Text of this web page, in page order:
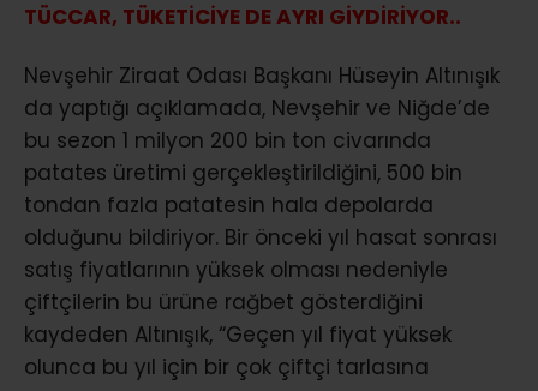
TÜCCAR, TÜKETİCİYE DE AYRI GİYDİRİYOR..
Nevşehir Ziraat Odası Başkanı Hüseyin Altınışık
da yaptığı açıklamada, Nevşehir ve Niğde’de
bu sezon 1 milyon 200 bin ton civarında
patates üretimi gerçekleştirildiğini, 500 bin
tondan fazla patatesin hala depolarda
olduğunu bildiriyor. Bir önceki yıl hasat sonrası
satış fiyatlarının yüksek olması nedeniyle
çiftçilerin bu ürüne rağbet gösterdiğini
kaydeden Altınışık, “Geçen yıl fiyat yüksek
olunca bu yıl için bir çok çiftçi tarlasına